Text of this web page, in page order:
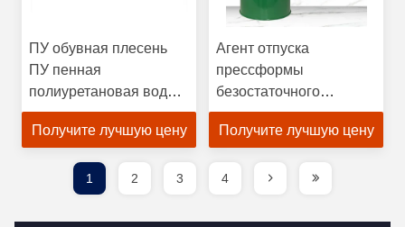
ПУ обувная плесень
ПУ пенная
полиуретановая вода
на основе агента
освобождения плесени
освобождения агента
отливки алюминия
Получите лучшую цену
Агент отпуска
прессформы
безостаточного
эластомера резиновый
для быстрого отпуска
Получите лучшую цену
1 2 3 4